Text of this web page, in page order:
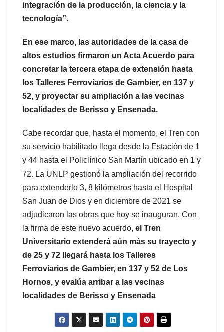
integración de la producción, la ciencia y la
tecnología”.
En ese marco, las autoridades de la casa de
altos estudios firmaron un Acta Acuerdo para
concretar la tercera etapa de extensión hasta
los Talleres Ferroviarios de Gambier, en 137 y
52, y proyectar su ampliación a las vecinas
localidades de Berisso y Ensenada.
Cabe recordar que, hasta el momento, el Tren con
su servicio habilitado llega desde la Estación de 1
y 44 hasta el Policlínico San Martín ubicado en 1 y
72. La UNLP gestionó la ampliación del recorrido
para extenderlo 3, 8 kilómetros hasta el Hospital
San Juan de Dios y en diciembre de 2021 se
adjudicaron las obras que hoy se inauguran. Con
la firma de este nuevo acuerdo, el Tren
Universitario extenderá aún más su trayecto y
de 25 y 72 llegará hasta los Talleres
Ferroviarios de Gambier, en 137 y 52 de Los
Hornos, y evalúa arribar a las vecinas
localidades de Berisso y Ensenada